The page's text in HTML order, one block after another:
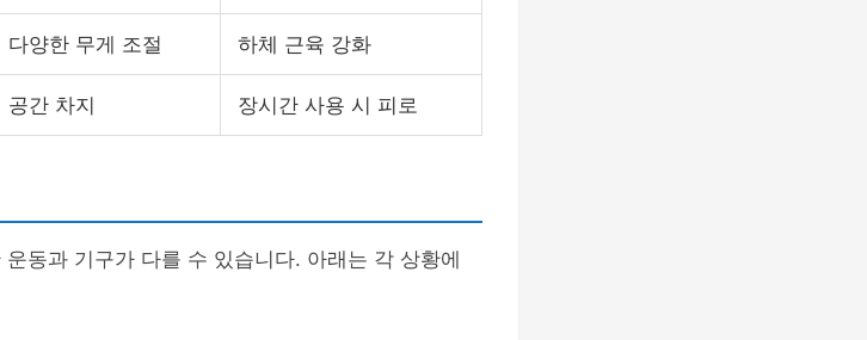
다양한 무게 조절 하체 근육 강화
공간 차지 장시간 사용 시 피로
동과 기구가 다를 수 있습니다. 아래는 각 상황에